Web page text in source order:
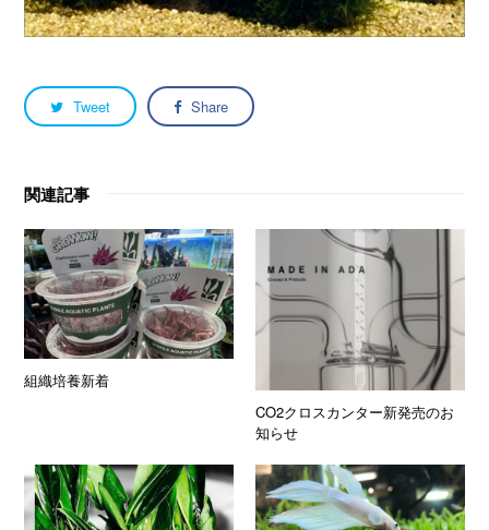
Tweet Share
関連記事
組織培養新着
CO2クロスカンター新発売のお
知らせ